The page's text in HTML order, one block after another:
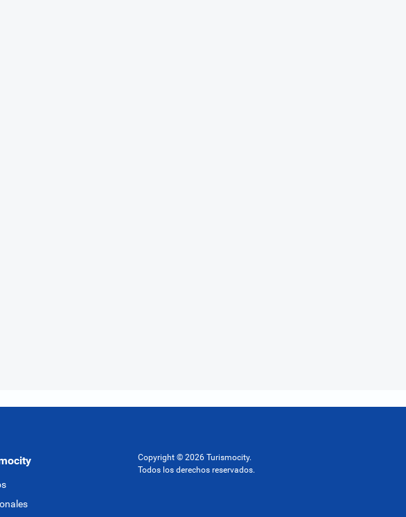
Copyright © 2026 Turismocity.
Todos los derechos reservados.